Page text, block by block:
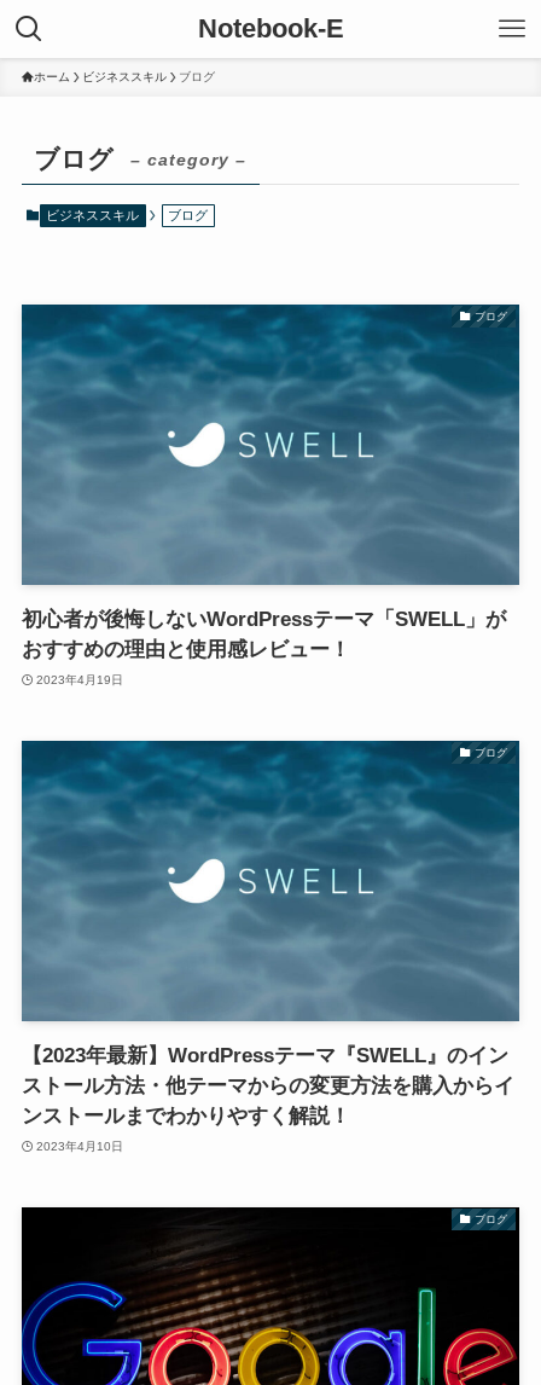
Notebook-E
ホーム ビジネススキル ブログ
ブログ – category –
ビジネススキル ブログ
ブログ
初心者が後悔しないWordPressテーマ「SWELL」が
おすすめの理由と使用感レビュー！
2023年4月19日
ブログ
【2023年最新】WordPressテーマ『SWELL』のイン
ストール方法・他テーマからの変更方法を購入からイ
ンストールまでわかりやすく解説！
2023年4月10日
ブログ